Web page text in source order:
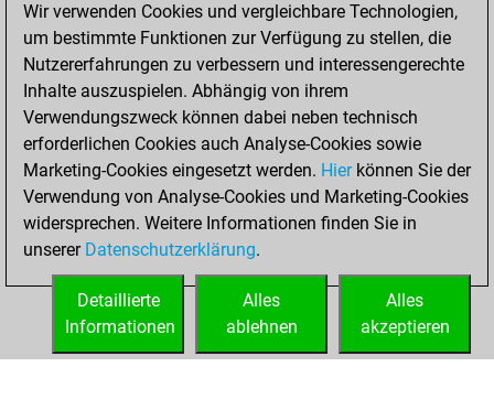
Fritz
You
achieved a new Elo
of 1588
You created
your Fritz account
Samstag, Mai 6,
2023
You created
your Studies account
Studies
Wir verwenden Cookies und vergleichbare Technologien,
um bestimmte Funktionen zur Verfügung zu stellen, die
Nutzererfahrungen zu verbessern und interessengerechte
Inhalte auszuspielen. Abhängig von ihrem
Verwendungszweck können dabei neben technisch
erforderlichen Cookies auch Analyse-Cookies sowie
Marketing-Cookies eingesetzt werden. Hierkönnen Sie der
Verwendung von Analyse-Cookies und Marketing-Cookies
widersprechen. Weitere Informationen finden Sie in
unserer Datenschutzerklärung.
Alles
akzeptieren
Alles
ablehnen
Detaillierte
Informationen